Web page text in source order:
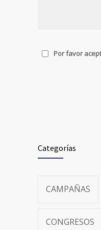
Por favor
Categorías
CAMPAÑAS
CONGRESOS